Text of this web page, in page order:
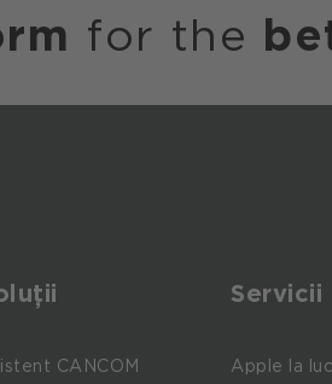
for the
CANCOM
Servicii
Apple la